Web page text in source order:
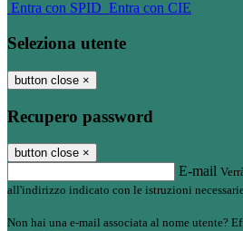
Entra con SPID Entra con CIE
Seleziona utente
button close ×
Recupero password
button close ×
E-mail
all'indirizzo indicato con le istruzioni
Non hai una e-mail associata al nome utente?